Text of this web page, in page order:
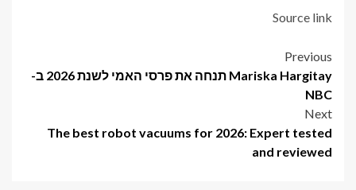
Source link
Post
navigation
Previous
Mariska Hargitay תנחה את פרסי האמי לשנת 2026 ב-
NBC
Next
The best robot vacuums for 2026: Expert tested
and reviewed